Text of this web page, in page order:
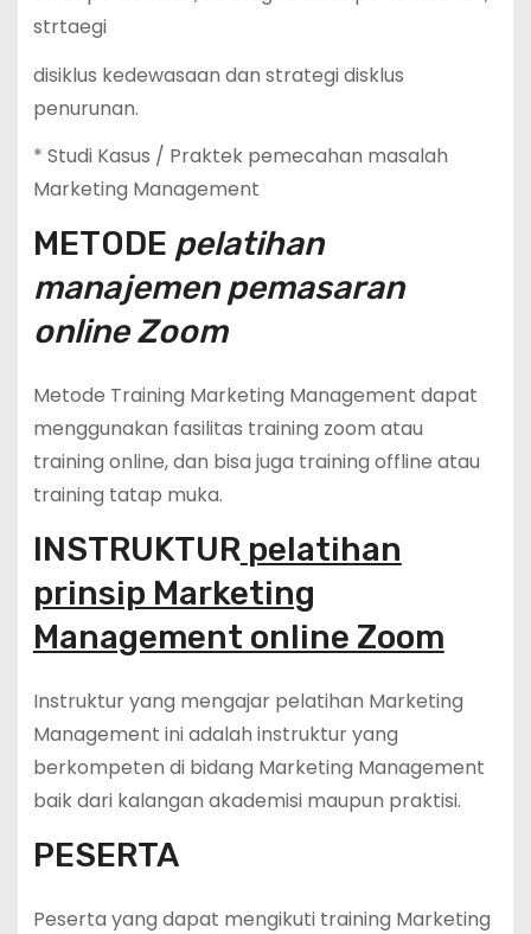
strtaegi
disiklus kedewasaan dan strategi disklus
penurunan.
* Studi Kasus / Praktek pemecahan masalah
Marketing Management
METODE pelatihan
manajemen pemasaran
online Zoom
Metode Training Marketing Management dapat
menggunakan fasilitas training zoom atau
training online, dan bisa juga training offline atau
training tatap muka.
INSTRUKTUR pelatihan
prinsip Marketing
Management online Zoom
Instruktur yang mengajar pelatihan Marketing
Management ini adalah instruktur yang
berkompeten di bidang Marketing Management
baik dari kalangan akademisi maupun praktisi.
PESERTA
Peserta yang dapat mengikuti training Marketing